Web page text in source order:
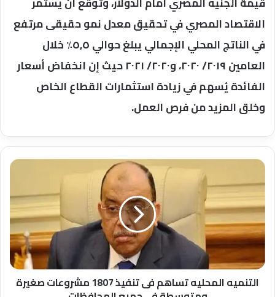
الاقتصاد المصري في تحقيق معدل نمو حقيقى مرتفع
في الناتج المحلي الإجمالي يبلغ حوالي ٥,٥٪ خلال
العامين ٢٠١٩/ ٢٠٢٠، و٢٠٢٠/ ٢٠٢١ حيث إن انخفاض أسعار
الفائدة يُسهم في زيادة استثمارات القطاع الخاص
وخلق المزيد من فرص العمل.
التنميه
تساهم
فى
تنفيذ
1807
مشروعات
ومتوسطة
فى
التنميه المحليه تساهم فى تنفيذ 1807 مشروعات صغيرة